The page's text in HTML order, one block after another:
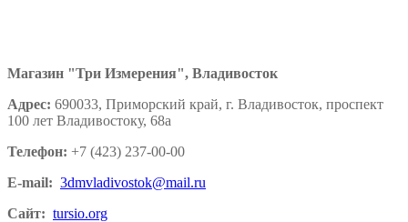
Магазин "Три Измерения", Владивосток
Адрес: 690033, Приморский край, г. Владивосток, проспект
100 лет Владивостоку, 68а
Телефон: +7 (423) 237-00-00
E-mail: 3dmvladivostok@mail.ru
Сайт: tursio.org